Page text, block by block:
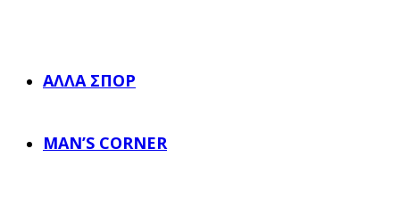
ΆΛΛΑ ΣΠΟΡ
MAN’S CORNER